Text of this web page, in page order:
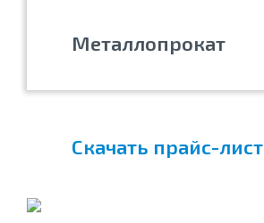
Металлопрокат
Скачать прайс-лист